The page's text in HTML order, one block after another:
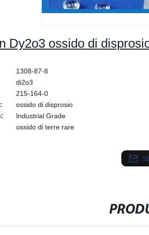
Dy2o3 ossido di
1308-87-8
di2o3
215-164-0
ossido di disprosio
Industrial Grade
ossido di terre rare